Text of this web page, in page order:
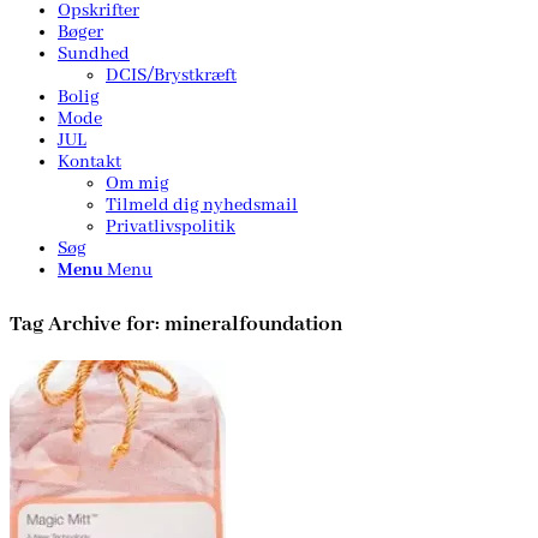
Opskrifter
Bøger
Sundhed
DCIS/Brystkræft
Bolig
Mode
JUL
Kontakt
Om mig
Tilmeld dig nyhedsmail
Privatlivspolitik
Søg
MenuMenu
Tag Archive for: mineralfoundation